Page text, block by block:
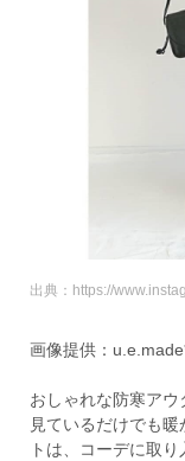
出典：https://
画像提供：
おしゃれな防寒アウ
見ているだけでも
トは、コーデに取